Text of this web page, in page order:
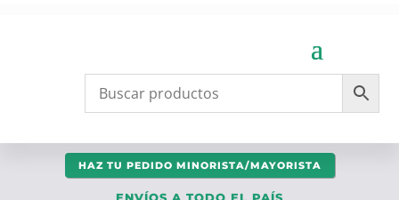
HAZ TU PEDIDO MINORISTA/MAYORISTA